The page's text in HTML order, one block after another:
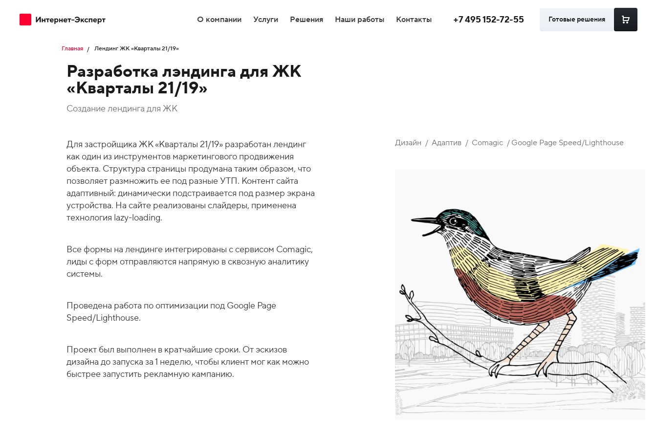
О компании Услуги Решения Наши работы Контакты +7 495 152-72-55 Готовые решения
Разработка Frontend-разработка
Разработка высоконагруженных порталов
Сложные доработки Битрикс24
Перенос уведомлений из Telegram в MAX
Поддержка
DevOps
PostgreSQL
Интеграция
Аналитика
Главная Лендинг ЖК «Кварталы 21/19»
Создание лендинга для ЖК
Разработка лэндинга для ЖК
«Кварталы 21/19»
Для застройщика ЖК «Кварталы 21/19» разработан лендинг
как один из инструментов маркетингового продвижения
объекта. Структура страницы продумана таким образом, что
позволяет размножить ее под разные УТП. Контент сайта
адаптивный: динамически подстраивается под размер экрана
устройства. На сайте реализованы слайдеры, применена
технология lazy-loading.
Все формы на лендинге интегрированы с сервисом Comagic,
лиды с форм отправляются напрямую в сквозную аналитику
системы.
Проведена работа по оптимизации под Google Page
Speed/Lighthouse.
Проект был выполнен в кратчайшие сроки. От эскизов
дизайна до запуска за 1 неделю, чтобы клиент мог как можно
быстрее запустить рекламную кампанию.
Дизайн Адаптив Comagic Google Page Speed/Lighthouse